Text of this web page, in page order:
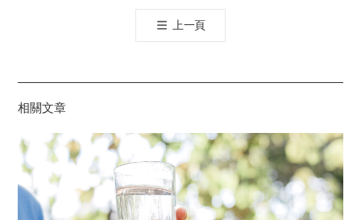
톡
공
기
上一頁
相關文章